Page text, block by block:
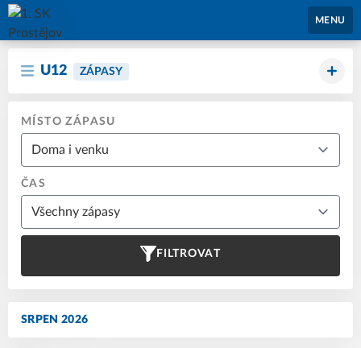
1. SK Prostějov
MENU
U12 ZÁPASY
MÍSTO ZÁPASU
ČAS
FILTROVAT
SRPEN 2026